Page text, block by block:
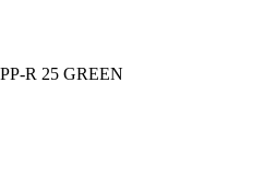
R 25 GREEN